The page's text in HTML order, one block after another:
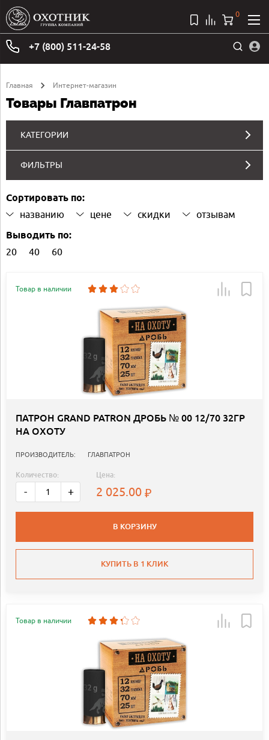
+7 (800) 511-24-58
0
Главная Интернет-магазин
Товары Главпатрон
КАТЕГОРИИ
ФИЛЬТРЫ
Сортировать по:
названию цене скидки отзывам
Выводить по:
20 40 60
Товар в наличии
ПАТРОН GRAND PATRON ДРОБЬ № 00 12/70 32ГР
НА ОХОТУ
ПРОИЗВОДИТЕЛЬ: ГЛАВПАТРОН
Количество:
- +
Цена:
2 025.00
В КОРЗИНУ
КУПИТЬ В 1 КЛИК
Товар в наличии